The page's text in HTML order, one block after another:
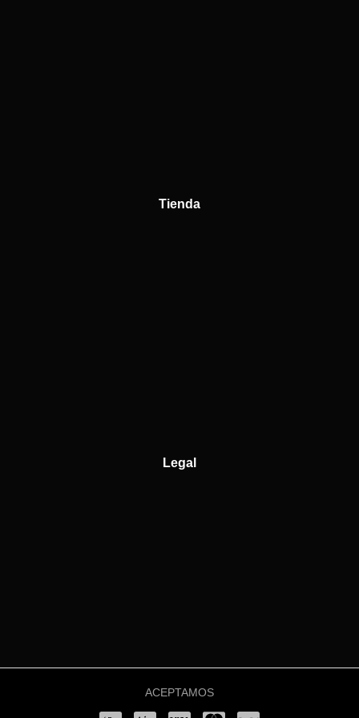
Tienda
Legal
ACEPTAMOS